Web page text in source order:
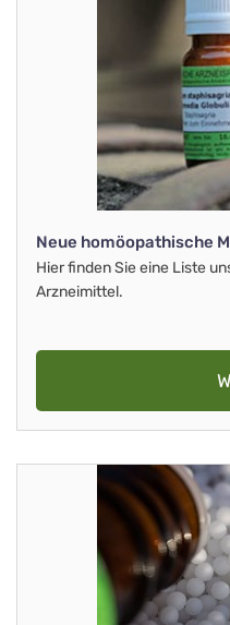
Neue homöopathische
Hier finden Sie eine Liste
Arzneimittel.